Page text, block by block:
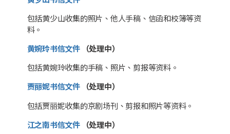
包括黄少山收集的照片、他人手稿、信函和校簿等资
料。
黄婉玲书信文件（处理中）
包括黄婉玲收集的手稿、照片、剪报等资料。
贾丽妮书信文件（处理中）
包括贾丽妮收集的京剧场刊、剪报和照片等资料。
江之南书信文件（处理中）